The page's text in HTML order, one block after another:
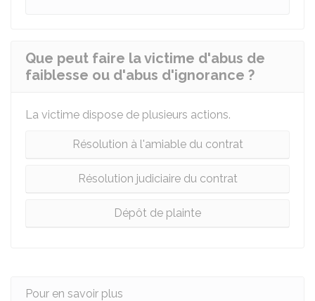
Que peut faire la victime d'abus de
faiblesse ou d'abus d'ignorance ?
La victime dispose de plusieurs actions.
Résolution à l'amiable du contrat
Résolution judiciaire du contrat
Dépôt de plainte
Pour en savoir plus